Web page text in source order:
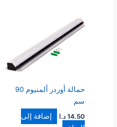
حمالة أوردر ألمنيوم 90
سم
14.50 د.ا
إضافة إلى